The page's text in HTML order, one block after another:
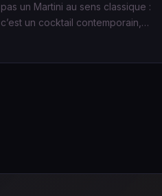
pas un Martini au sens classique :
c’est un cocktail contemporain,…